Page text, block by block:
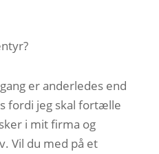
er anderledes end
fordi jeg skal fortælle
i mit firma og
Vil du med på et